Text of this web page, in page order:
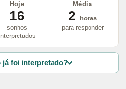
Hoje
16
sonhos
interpretados
Média
2
horas
para responder
já foi interpretado?